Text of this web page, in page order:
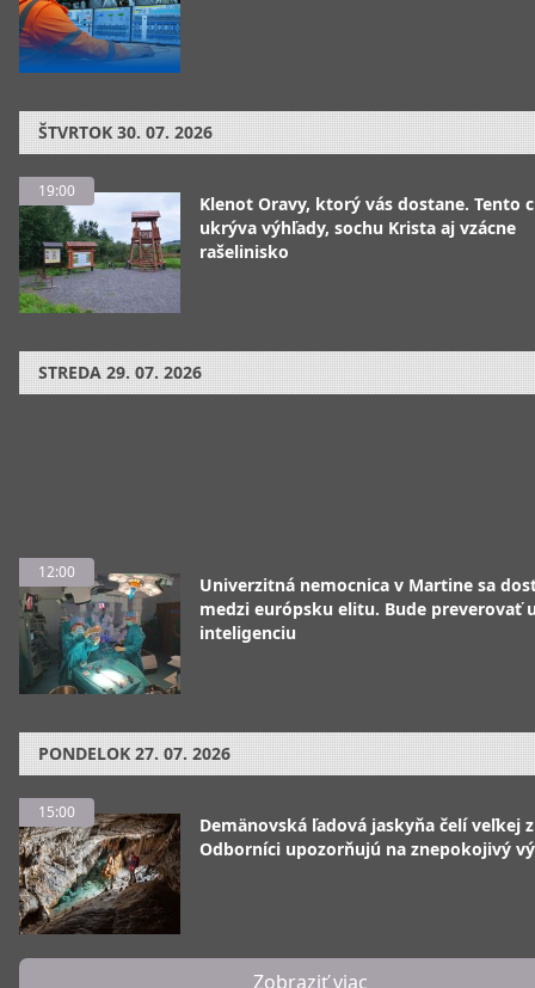
ŠTVRTOK 30. 07. 2026
19:00
Klenot Oravy, ktorý vás dostane. Tento
ukrýva výhľady, sochu Krista aj vzácne
rašelinisko
STREDA 29. 07. 2026
12:00
Univerzitná nemocnica v Martine sa
medzi európsku elitu. Bude preverovať
inteligenciu
PONDELOK 27. 07. 2026
15:00
Demänovská ľadová jaskyňa čelí veľkej
Odborníci upozorňujú na znepokojivý
Zobraziť viac